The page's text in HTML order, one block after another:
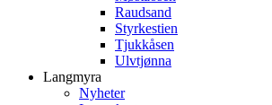
Raudsand
Styrkestien
Tjukkåsen
Ulvtjønna
Langmyra
Nyheter